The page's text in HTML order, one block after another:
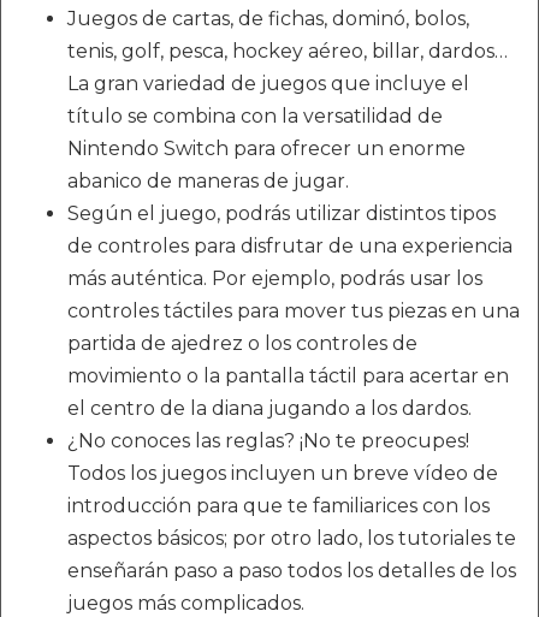
Juegos de cartas, de fichas, dominó, bolos,
tenis, golf, pesca, hockey aéreo, billar, dardos…
La gran variedad de juegos que incluye el
título se combina con la versatilidad de
Nintendo Switch para ofrecer un enorme
abanico de maneras de jugar.
Según el juego, podrás utilizar distintos tipos
de controles para disfrutar de una experiencia
más auténtica. Por ejemplo, podrás usar los
controles táctiles para mover tus piezas en una
partida de ajedrez o los controles de
movimiento o la pantalla táctil para acertar en
el centro de la diana jugando a los dardos.
¿No conoces las reglas? ¡No te preocupes!
Todos los juegos incluyen un breve vídeo de
introducción para que te familiarices con los
aspectos básicos; por otro lado, los tutoriales te
enseñarán paso a paso todos los detalles de los
juegos más complicados.